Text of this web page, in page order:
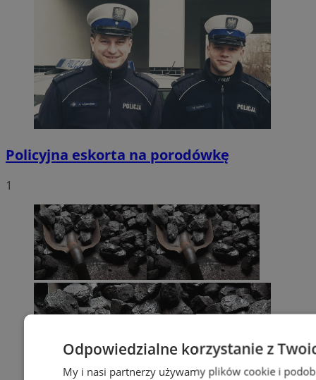
Policyjna eskorta na porodówkę
1
Odpowiedzialne korzystanie z
My i nasi partnerzy używamy plików cookie i